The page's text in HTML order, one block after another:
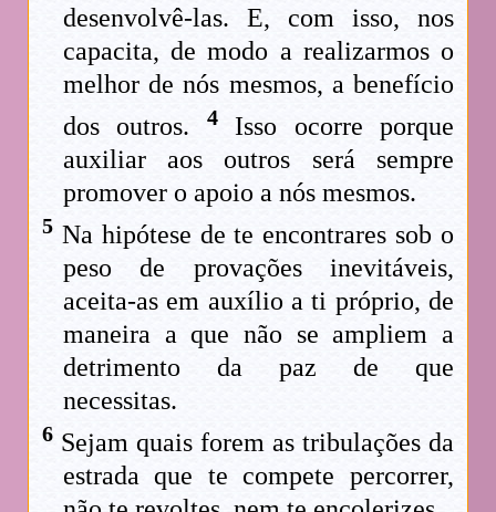
desenvolvê-las. E, com isso, nos
capacita, de modo a realizarmos o
melhor de nós mesmos, a benefício
dos outros.
4Isso ocorre porque
auxiliar aos outros será sempre
promover o apoio a nós mesmos.
5 Na hipótese de te encontrares sob o
peso de provações inevitáveis,
aceita-as em auxílio a ti próprio, de
maneira a que não se ampliem a
detrimento da paz de que
necessitas.
6 Sejam quais forem as tribulações da
estrada que te compete percorrer,